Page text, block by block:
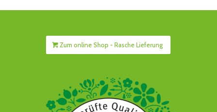
Zum online Shop - Rasche Lieferung